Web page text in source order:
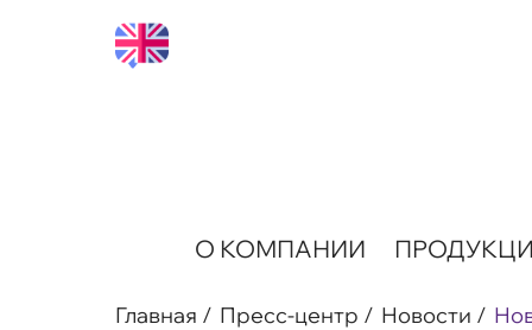
О КОМПАНИИ
Главная Пресс-центр Новости